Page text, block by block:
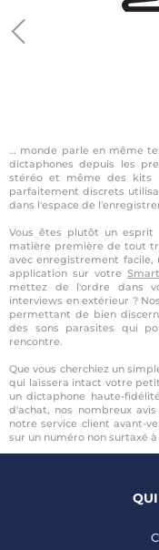
… monde parle en même
dictaphones depuis les
stéréo et même des kits
parfaitement discrets
dans l'espace de
Vous êtes plutôt un
matière première de tout
avec enregistrement
application sur votre
mettez de l'ordre dans
interviews en extérieur ?
permettant de bien
des sons parasites qui
rencontre.
Que vous cherchiez un
qui laissera intact votre
un dictaphone haute-
d'achat, nos nombreux
notre service client avant-
sur un numéro non surtaxé